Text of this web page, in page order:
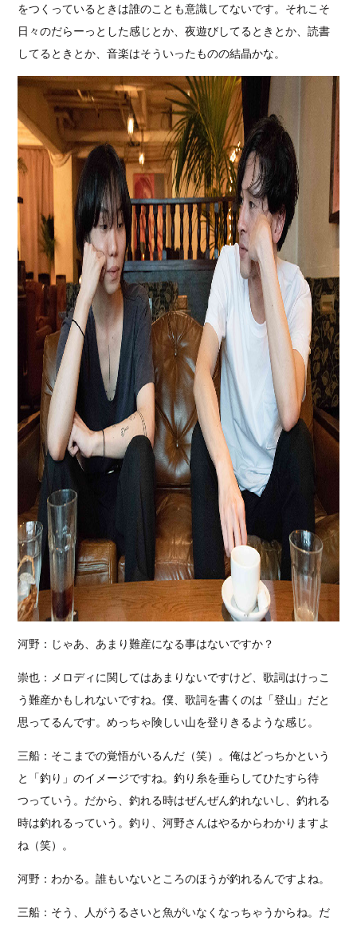
をつくっているときは誰のことも意識してないです。それこそ
日々のだらーっとした感じとか、夜遊びしてるときとか、読書
してるときとか、音楽はそういったものの結晶かな。
河野：じゃあ、あまり難産になる事はないですか？
崇也：メロディに関してはあまりないですけど、歌詞はけっこ
う難産かもしれないですね。僕、歌詞を書くのは「登山」だと
思ってるんです。めっちゃ険しい山を登りきるような感じ。
三船：そこまでの覚悟がいるんだ（笑）。俺はどっちかという
と「釣り」のイメージですね。釣り糸を垂らしてひたすら待
つっていう。だから、釣れる時はぜんぜん釣れないし、釣れる
時は釣れるっていう。釣り、河野さんはやるからわかりますよ
ね（笑）。
河野：わかる。誰もいないところのほうが釣れるんですよね。
三船：そう、人がうるさいと魚がいなくなっちゃうからね。だ